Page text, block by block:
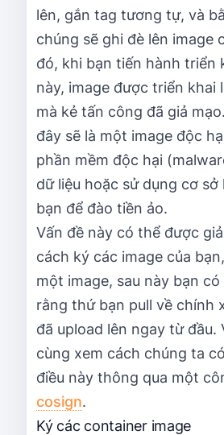
lên, gắn tag tương tự, và
chúng sẽ ghi đè lên image
đó, khi bạn tiến hành triển
này, image được triển khai
mà kẻ tấn công đã giả
đây sẽ là một image độc
phần mềm độc hại
dữ liệu hoặc sử dụng cơ sở
bạn để đào tiền ảo.
Vấn đề này có thể được
cách ký các image của
một image, sau này bạn
rằng thứ bạn pull về chính
đã upload lên ngay từ đầu.
cùng xem cách chúng ta
điều này thông qua một
cosign.
Ký các container image